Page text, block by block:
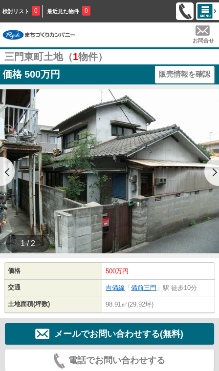
検討リスト 0 最近見た物件 0
お問合せ
三門東町土地（1物件）
価格 500万円 販売情報を確認
1 / 2
価格 500万円
交通 吉備線 「備前三門 」駅 徒歩10分
土地面積(坪数) 98.91㎡(29.92坪)
メールでお問い合わせする(無料)
電話でお問い合わせする